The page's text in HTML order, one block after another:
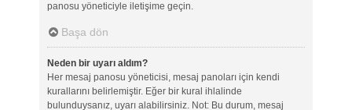
panosu yöneticiyle iletişime geçin.
Başa dön
Neden bir uyarı aldım?
Her mesaj panosu yöneticisi, mesaj panoları için kendi
kurallarını belirlemiştir. Eğer bir kural ihlalinde
bulunduysanız, uyarı alabilirsiniz. Not: Bu durum, mesaj